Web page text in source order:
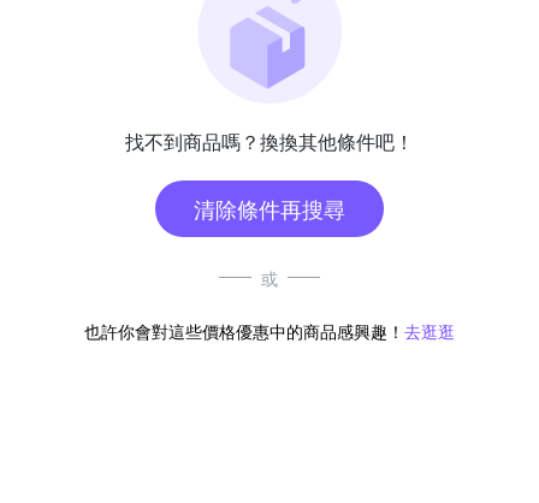
找不到商品嗎？換換其他條件吧！
清除條件再搜尋
或
也許你會對這些價格優惠中的商品感興趣！ 去逛逛